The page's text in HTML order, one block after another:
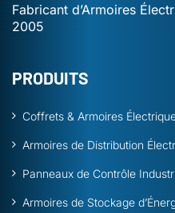
Fabricant d’Armoires
2005
PRODUITS
Coffrets & Armoires
Armoires de Distribution
Panneaux de Contrôle
Armoires de Stockage